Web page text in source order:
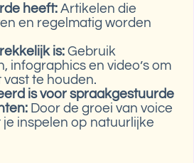
heeft:Artikelen die
en regelmatig worden
is:Gebruik
infographics en video’s om
te houden.
is voor spraakgestuurde
Door de groei van voice
inspelen op natuurlijke